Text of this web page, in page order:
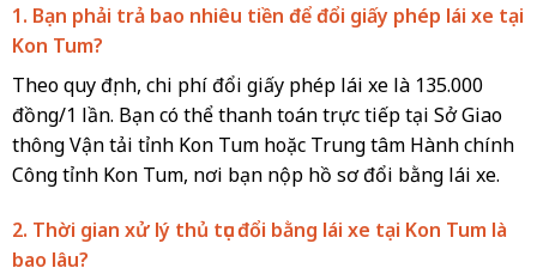
1. Bạn phải trả bao nhiêu tiền để đổi giấy phép lái xe tại
Kon Tum?
Theo quy định, chi phí đổi giấy phép lái xe là 135.000
đồng/1 lần. Bạn có thể thanh toán trực tiếp tại Sở Giao
thông Vận tải tỉnh Kon Tum hoặc Trung tâm Hành chính
Công tỉnh Kon Tum, nơi bạn nộp hồ sơ đổi bằng lái xe.
2. Thời gian xử lý thủ tục đổi bằng lái xe tại Kon Tum là
bao lâu?